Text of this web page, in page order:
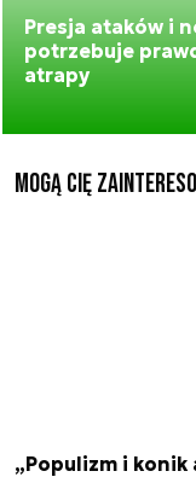
Presja ataków i
potrzebuje
atrapy
Mogą Cię
„Populizm i